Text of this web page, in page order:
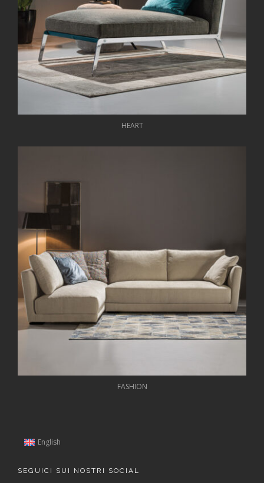
HEART
FASHION
English
SEGUICI SUI NOSTRI SOCIAL